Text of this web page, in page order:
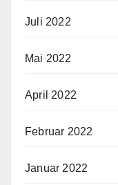
Juli 2022
Mai 2022
April 2022
Februar 2022
Januar 2022